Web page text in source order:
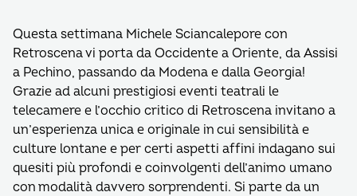
Questa settimana Michele Sciancalepore con
Retroscena vi porta da Occidente a Oriente, da Assisi
a Pechino, passando da Modena e dalla Georgia!
Grazie ad alcuni prestigiosi eventi teatrali le
telecamere e l’occhio critico di Retroscena invitano a
un’esperienza unica e originale in cui sensibilità e
culture lontane e per certi aspetti affini indagano sui
quesiti più profondi e coinvolgenti dell’animo umano
con modalità davvero sorprendenti. Si parte da un